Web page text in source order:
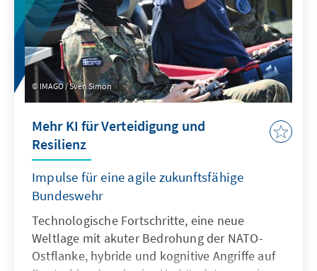
IMAGO / Sven Simon
Mehr KI für Verteidigung und
Resilienz
Impulse für eine agile zukunftsfähige
Bundeswehr
Technologische Fortschritte, eine neue
Weltlage mit akuter Bedrohung der NATO-
Ostflanke, hybride und kognitive Angriffe auf